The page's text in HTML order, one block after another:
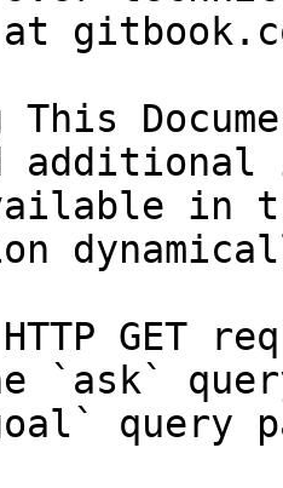
at
This
in
GET
`ask`
query